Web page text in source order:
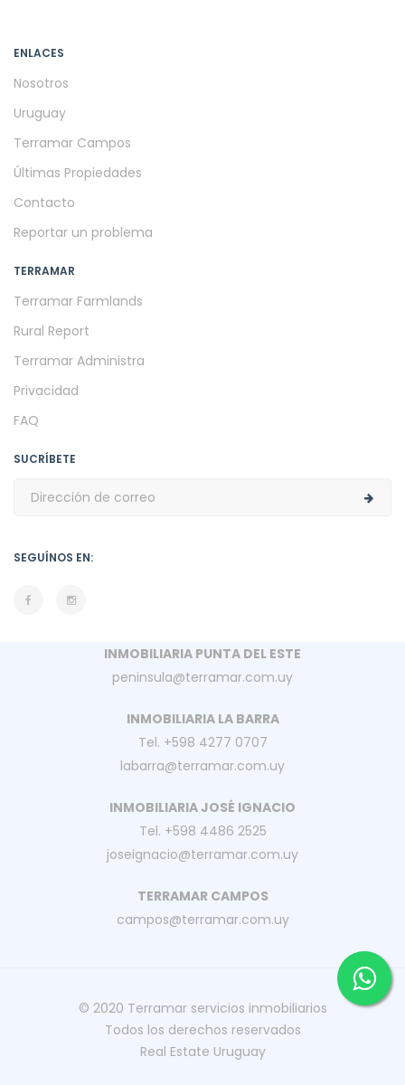
ENLACES
Nosotros
Uruguay
Terramar Campos
Últimas Propiedades
Contacto
Reportar un problema
TERRAMAR
Terramar Farmlands
Rural Report
Terramar Administra
Privacidad
FAQ
SUCRÍBETE
SEGUÍNOS EN:
INMOBILIARIA PUNTA DEL ESTE
peninsula@terramar.com.uy
INMOBILIARIA LA BARRA
Tel. +598 4277 0707
labarra@terramar.com.uy
INMOBILIARIA JOSÉ IGNACIO
Tel. +598 4486 2525
joseignacio@terramar.com.uy
TERRAMAR CAMPOS
campos@terramar.com.uy
© 2020 Terramar servicios inmobiliarios
Todos los derechos reservados
Real Estate Uruguay